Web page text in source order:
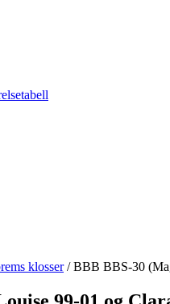
klosser/BBB BBS-30